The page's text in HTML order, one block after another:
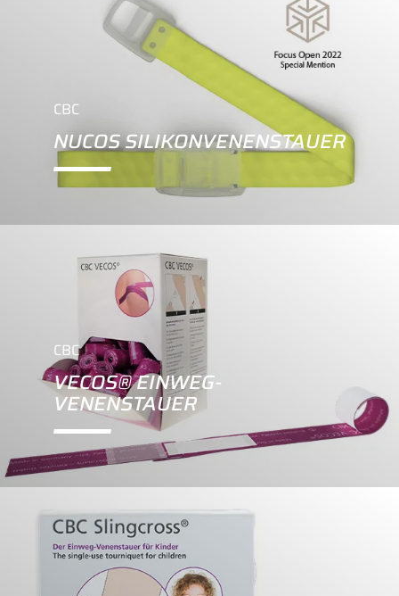
CBC
NUCOS SILIKONVENENSTAUER
CBC
VECOS® EINWEG-
VENENSTAUER